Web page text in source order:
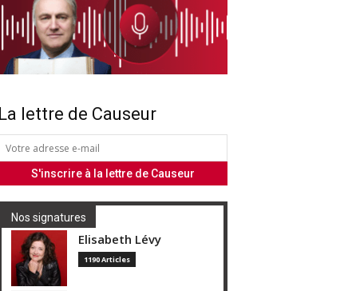
La lettre de Causeur
Nos signatures
Elisabeth Lévy
1190 Articles